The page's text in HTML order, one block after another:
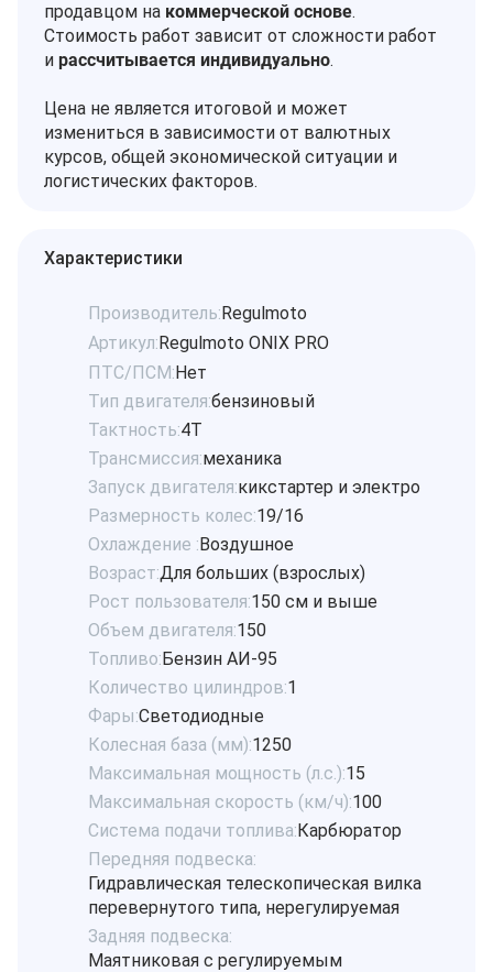
продавцом на коммерческой основе.
Стоимость работ зависит от сложности работ
и рассчитывается индивидуально.
Цена не является итоговой и может
измениться в зависимости от валютных
курсов, общей экономической ситуации и
логистических факторов.
Характеристики
Производитель:Regulmoto
Артикул:Regulmoto ONIX PRO
ПТС/ПСМ:Нет
Тип двигателя:бензиновый
Тактность:4Т
Трансмиссия:механика
Запуск двигателя:кикстартер и электро
Размерность колес:19/16
Охлаждение :Воздушное
Возраст:Для больших (взрослых)
Рост пользователя:150 см и выше
Объем двигателя:150
Топливо:Бензин АИ-95
Количество цилиндров:1
Фары:Светодиодные
Колесная база (мм):1250
Максимальная мощность (л.с.):15
Максимальная скорость (км/ч):100
Система подачи топлива:Карбюратор
Передняя подвеска:
Гидравлическая телескопическая вилка
перевернутого типа, нерегулируемая
Задняя подвеска:
Маятниковая с регулируемым